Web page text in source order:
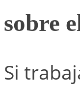
sobre
Si